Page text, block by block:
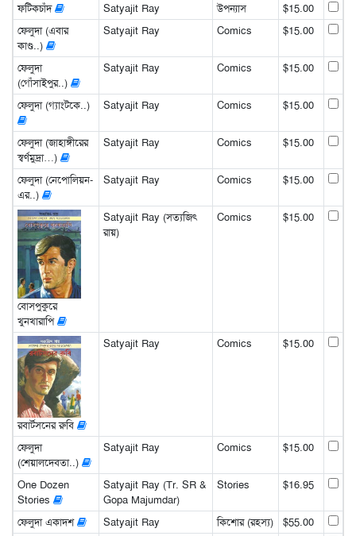
ফটিকচাঁদ Satyajit Ray উপন্যাস
$15.00
ফেলুদা (এবার
কাণ্ড..)
Satyajit Ray Comics $15.00
ফেলুদা
(গোঁসাইপুর..)
Satyajit Ray Comics $15.00
ফেলুদা (গ্যাংটকে..) Satyajit Ray Comics $15.00
ফেলুদা (জাহাঙ্গীরের
স্বর্ণমুদ্রা…)
Satyajit Ray Comics $15.00
ফেলুদা (নেপোলিয়ন-
এর..)
Satyajit Ray Comics $15.00
বোসপুকুরে
খুনখারাপি
Satyajit Ray (সত্যজিৎ
রায়)
Comics $15.00
রবার্টসনের রুবি
Satyajit Ray Comics $15.00
ফেলুদা
(শেয়ালদেবতা..)
Satyajit Ray Comics $15.00
One Dozen
Stories
Satyajit Ray (Tr. SR &
Gopa Majumdar)
Stories $16.95
ফেলুদা একাদশ Satyajit Ray কিশোর (রহস্য)
$55.00